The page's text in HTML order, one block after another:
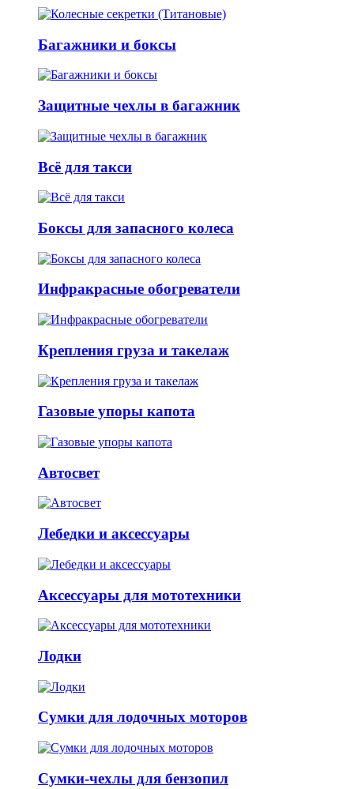
Багажники и боксы
Защитные чехлы в багажник
Всё для такси
Боксы для запасного колеса
Инфракрасные обогреватели
Крепления груза и такелаж
Газовые упоры капота
Автосвет
Лебедки и аксессуары
Аксессуары для мототехники
Лодки
Сумки для лодочных моторов
Сумки-чехлы для бензопил